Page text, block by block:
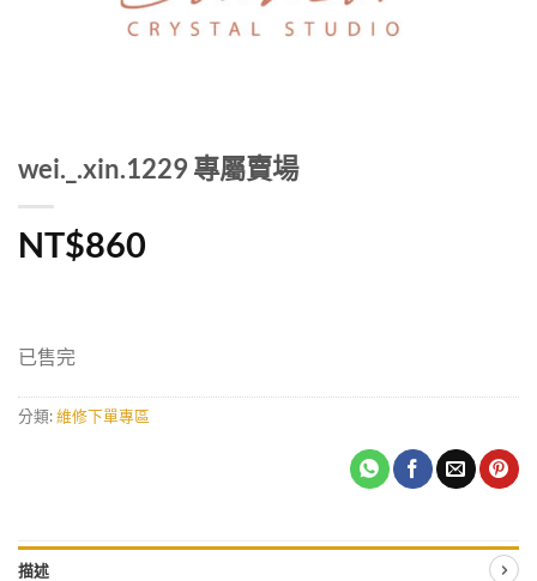
wei._.xin.1229 專屬賣場
NT$860
已售完
分類:維修下單專區
描述